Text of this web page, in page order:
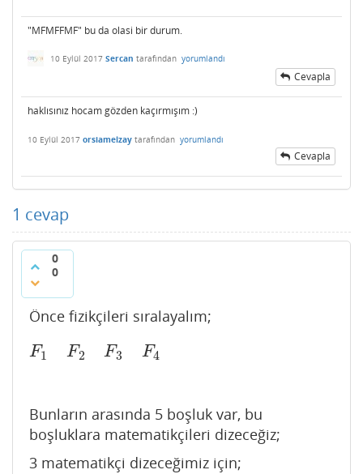
"MFMFFMF" bu da olasi bir durum.
10 Eylül 2017 Sercan tarafından yorumlandı
Cevapla
haklısınız hocam gözden kaçırmışım :)
10 Eylül 2017 orsiamelzay tarafından yorumlandı
Cevapla
1 cevap
0
0
Önce fizikçileri sıralayalım;
F1 F2 F3 F4
F1 2F3F
Bunların arasında 5 boşluk var, bu
boşluklara matematikçileri dizeceğiz;
3 matematikçi dizeceğimiz için;